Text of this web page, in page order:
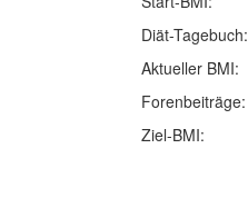
Diät-Tagebuch:
Aktueller BMI:
Forenbeiträge:
Ziel-BMI: